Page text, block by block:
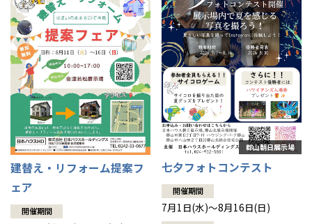
建替え・リフォーム提案フ
ェア
開催期間
七夕フォトコンテスト
開催期間
7月1日(水)～8月16日(日)